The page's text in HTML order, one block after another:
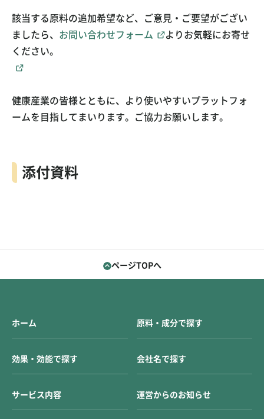
該当する原料の追加希望など、ご意見・ご要望がござい
ましたら、 お問い合わせフォーム
よりお気軽にお寄せ
ください。
健康産業の皆様とともに、より使いやすいプラットフォ
ームを目指してまいります。ご協力お願いします。
添付資料
ページTOPへ
ホーム 原料・成分で探す
効果・効能で探す 会社名で探す
サービス内容 運営からのお知らせ